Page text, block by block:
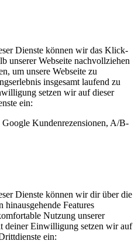
Dienste können wir das Klick-
unserer Webseite nachvollziehen
um unsere Webseite zu
insgesamt laufend zu
setzen wir auf dieser
ein:
Kundenrezensionen, A/B-
Dienste können wir dir über die
hinausgehende Features
Nutzung unserer
deiner Einwilligung setzen wir auf
ein: